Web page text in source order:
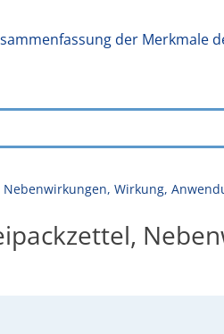
der Merkmale
Nebenwirkungen, Wirkung,